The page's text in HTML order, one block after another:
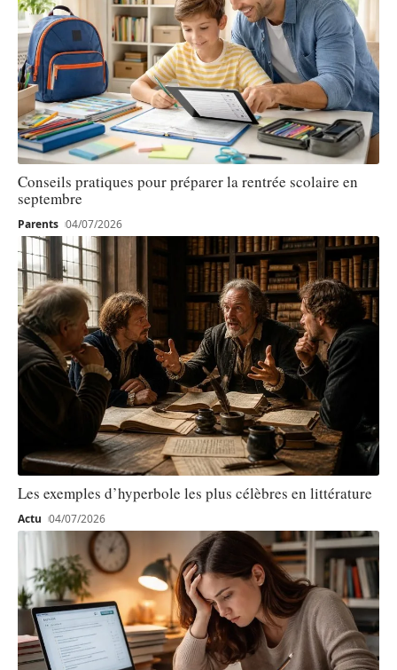
Conseils pratiques pour préparer la rentrée scolaire en
septembre
Parents 04/07/2026
Les exemples d’hyperbole les plus célèbres en littérature
Actu 04/07/2026